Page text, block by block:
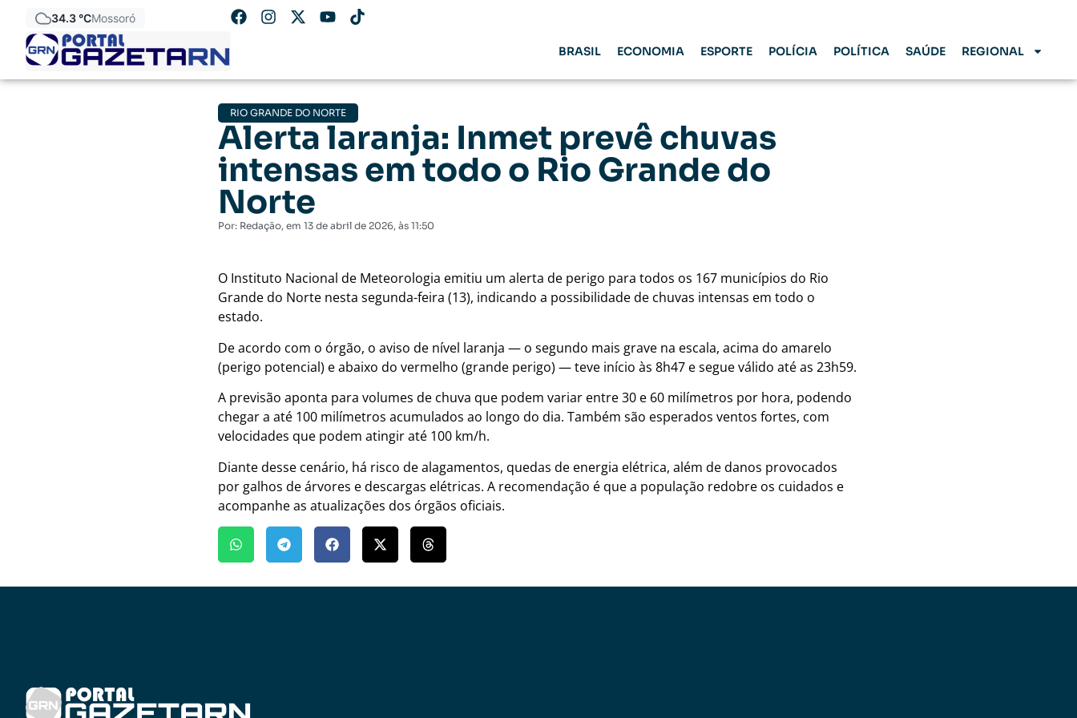
34.3 °CMossoró
BRASIL ECONOMIA ESPORTE POLÍCIA POLÍTICA SAÚDE REGIONAL
RIO GRANDE DO NORTE
Alerta laranja: Inmet prevê chuvas
intensas em todo o Rio Grande do
Norte
Por: Redação, em 13 de abril de 2026, às 11:50
O Instituto Nacional de Meteorologia emitiu um alerta de perigo para todos os 167 municípios do Rio
Grande do Norte nesta segunda-feira (13), indicando a possibilidade de chuvas intensas em todo o
estado.
De acordo com o órgão, o aviso de nível laranja — o segundo mais grave na escala, acima do amarelo
(perigo potencial) e abaixo do vermelho (grande perigo) — teve início às 8h47 e segue válido até as 23h59.
A previsão aponta para volumes de chuva que podem variar entre 30 e 60 milímetros por hora, podendo
chegar a até 100 milímetros acumulados ao longo do dia. Também são esperados ventos fortes, com
velocidades que podem atingir até 100 km/h.
Diante desse cenário, há risco de alagamentos, quedas de energia elétrica, além de danos provocados
por galhos de árvores e descargas elétricas. A recomendação é que a população redobre os cuidados e
acompanhe as atualizações dos órgãos oficiais.